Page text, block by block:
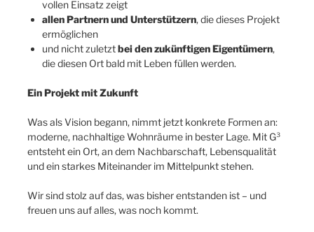
vollen Einsatz zeigt
allen Partnern und Unterstützern, die dieses Projekt
ermöglichen
und nicht zuletztbei den zukünftigen Eigentümern,
die diesen Ort bald mit Leben füllen werden.
Ein Projekt mit Zukunft
Was als Vision begann, nimmt jetzt konkrete Formen an:
moderne, nachhaltige Wohnräume in bester Lage. Mit G³
entsteht ein Ort, an dem Nachbarschaft, Lebensqualität
und ein starkes Miteinander im Mittelpunkt stehen.
Wir sind stolz auf das, was bisher entstanden ist – und
freuen uns auf alles, was noch kommt.